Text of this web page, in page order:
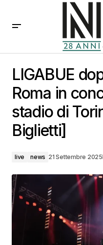
stadio di Torino [Info e
LIGABUE
Roma in
stadio di
Biglietti]
live news 21 Settembre 2025